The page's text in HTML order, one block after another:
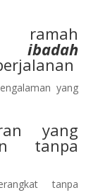
ibadah
yang
yang
tanpa
tanpa